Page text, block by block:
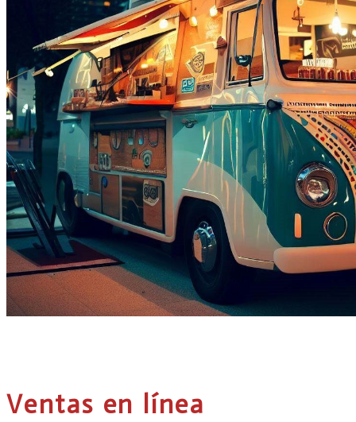
Ventas en línea